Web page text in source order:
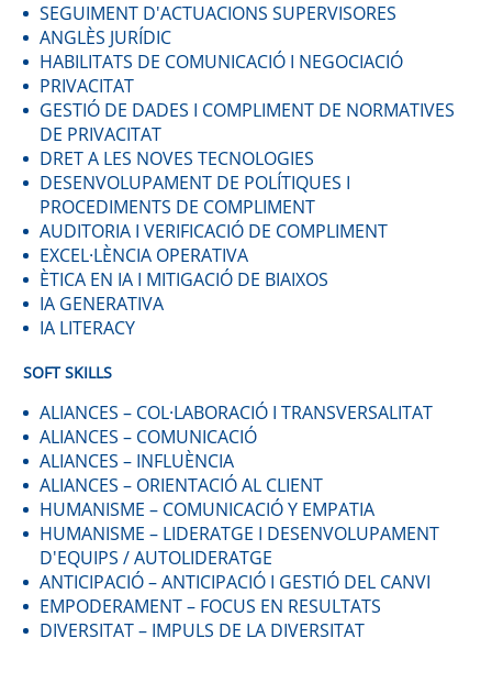
SEGUIMENT D'ACTUACIONS SUPERVISORES
ANGLÈS JURÍDIC
HABILITATS DE COMUNICACIÓ I NEGOCIACIÓ
PRIVACITAT
GESTIÓ DE DADES I COMPLIMENT DE NORMATIVES
DE PRIVACITAT
DRET A LES NOVES TECNOLOGIES
DESENVOLUPAMENT DE POLÍTIQUES I
PROCEDIMENTS DE COMPLIMENT
AUDITORIA I VERIFICACIÓ DE COMPLIMENT
EXCEL·LÈNCIA OPERATIVA
ÈTICA EN IA I MITIGACIÓ DE BIAIXOS
IA GENERATIVA
IA LITERACY
SOFT SKILLS
ALIANCES – COL·LABORACIÓ I TRANSVERSALITAT
ALIANCES – COMUNICACIÓ
ALIANCES – INFLUÈNCIA
ALIANCES – ORIENTACIÓ AL CLIENT
HUMANISME – COMUNICACIÓ Y EMPATIA
HUMANISME – LIDERATGE I DESENVOLUPAMENT
D'EQUIPS / AUTOLIDERATGE
ANTICIPACIÓ – ANTICIPACIÓ I GESTIÓ DEL CANVI
EMPODERAMENT – FOCUS EN RESULTATS
DIVERSITAT – IMPULS DE LA DIVERSITAT